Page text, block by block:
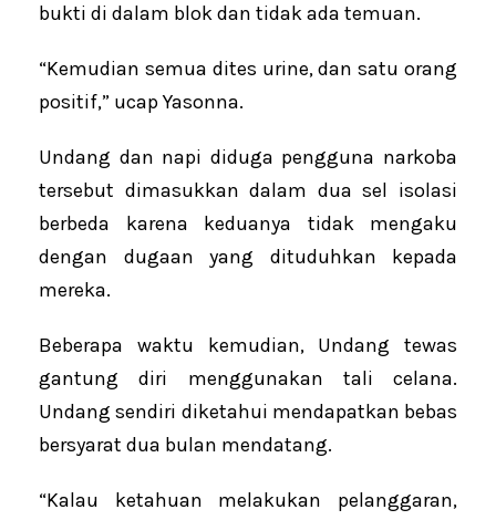
bukti di dalam blok dan tidak ada temuan.
“Kemudian semua dites urine, dan satu orang
positif,” ucap Yasonna.
Undang dan napi diduga pengguna narkoba
tersebut dimasukkan dalam dua sel isolasi
berbeda karena keduanya tidak mengaku
dengan dugaan yang dituduhkan kepada
mereka.
Beberapa waktu kemudian, Undang tewas
gantung diri menggunakan tali celana.
Undang sendiri diketahui mendapatkan bebas
bersyarat dua bulan mendatang.
“Kalau ketahuan melakukan pelanggaran,